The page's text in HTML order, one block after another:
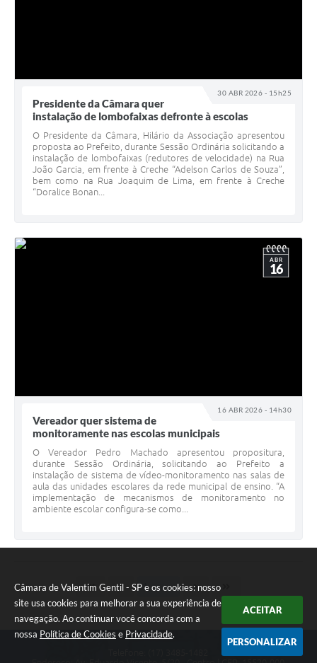
Câmara de Valentim Gentil - SP e os cookies: nosso
site usa cookies para melhorar a sua experiência de
navegação. Ao continuar você concorda com a
nossa Política de Cookies e Privacidade.
ACEITAR
PERSONALIZAR
30 ABR 2026 - 15h25
Presidente da Câmara quer
instalação de lombofaixas defronte à escolas
O Presidente da Câmara, Hilário da Associação apresentou
proposta ao Prefeito, durante Sessão Ordinária solicitando a
instalação de lombofaixas (redutores de velocidade) na Rua
João Garcia, em frente à Creche “Adelson Carlos de Souza”,
bem como na Rua Joaquim de Lima, em frente à Creche
“Doralice Bonan...
16 ABR 2026 - 14h30
ABR
16
Vereador quer sistema de
monitoramente nas escolas municipais
O Vereador Pedro Machado apresentou propositura,
durante Sessão Ordinária, solicitando ao Prefeito a
instalação de sistema de vídeo-monitoramento nas salas de
aula das unidades escolares da rede municipal de ensino. “A
implementação de mecanismos de monitoramento no
ambiente escolar configura-se como...